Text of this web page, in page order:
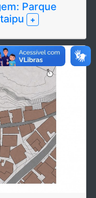
Parque
+